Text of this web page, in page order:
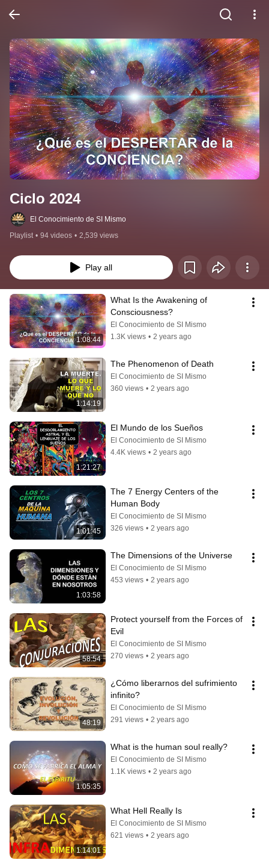
Ciclo 2024
El Conocimiento de SI Mismo
Playlist • 94 videos • 2,539 views
Play all
1:08:44
What Is the Awakening of
Consciousness?
El Conocimiento de SI Mismo
1.3K views • 2 years ago
1:14:19
The Phenomenon of Death
El Conocimiento de SI Mismo
360 views • 2 years ago
1:21:27
El Mundo de los Sueños
El Conocimiento de SI Mismo
4.4K views • 2 years ago
1:01:45
The 7 Energy Centers of the
Human Body
El Conocimiento de SI Mismo
326 views • 2 years ago
1:03:58
The Dimensions of the Universe
El Conocimiento de SI Mismo
453 views • 2 years ago
58:54
Protect yourself from the Forces of
Evil
El Conocimiento de SI Mismo
270 views • 2 years ago
48:19
¿Cómo liberarnos del sufrimiento
infinito?
El Conocimiento de SI Mismo
291 views • 2 years ago
1:05:35
What is the human soul really?
El Conocimiento de SI Mismo
1.1K views • 2 years ago
1:14:01
What Hell Really Is
El Conocimiento de SI Mismo
621 views • 2 years ago